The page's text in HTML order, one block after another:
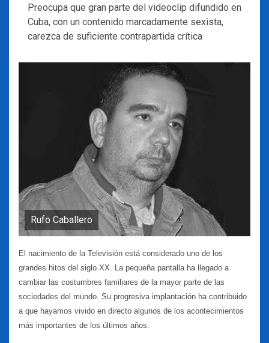
Preocupa que gran parte del videoclip difundido en
Cuba, con un contenido marcadamente sexista,
carezca de suficiente contrapartida crítica
Rufo Caballero
El nacimiento de la Televisión está considerado uno de los
grandes hitos del siglo XX. La pequeña pantalla ha llegado a
cambiar las costumbres familiares de la mayor parte de las
sociedades del mundo. Su progresiva implantación ha contribuido
a que hayamos vivido en directo algunos de los acontecimientos
más importantes de los últimos años.